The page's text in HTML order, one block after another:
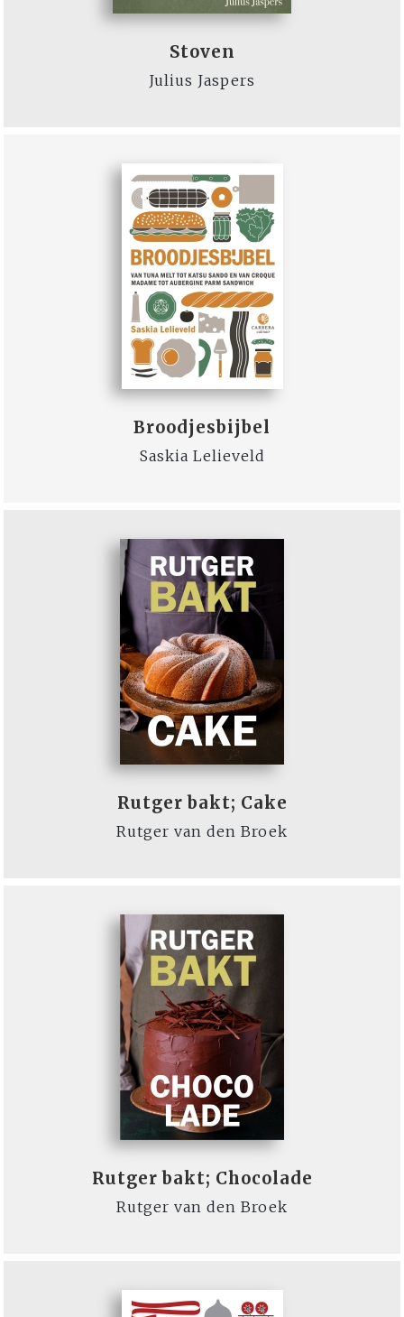
Stoven
Julius Jaspers
Broodjesbijbel
Saskia Lelieveld
Rutger bakt; Cake
Rutger van den Broek
Rutger bakt; Chocolade
Rutger van den Broek